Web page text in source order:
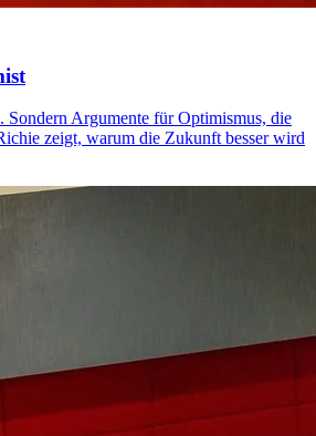
Argumente für Optimismus, die
zeigt, warum die Zukunft besser wird